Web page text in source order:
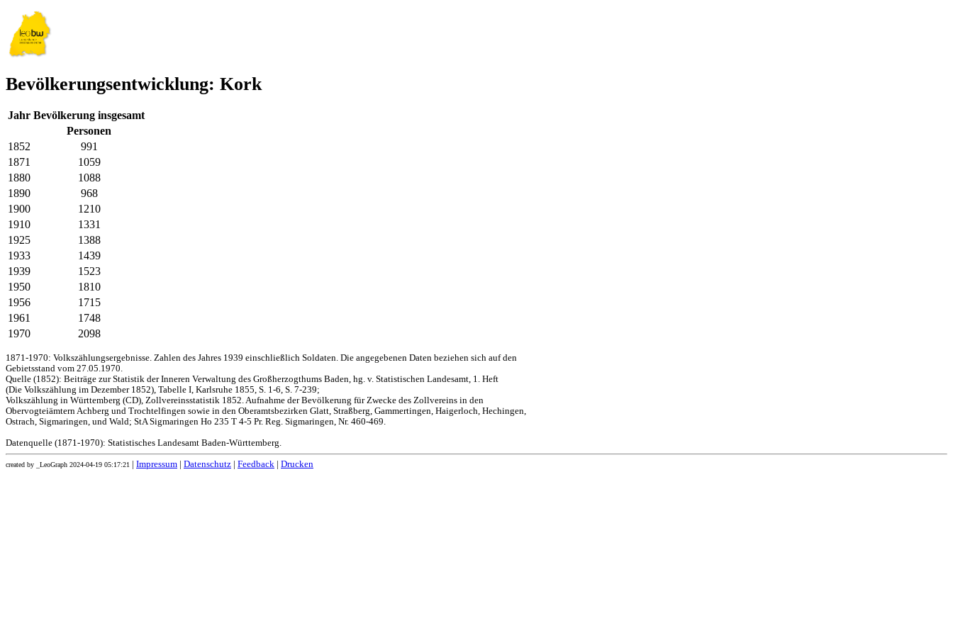
Bevölkerungsentwicklung: Kork
Jahr Bevölkerung insgesamt
Personen
1852
991
1871
1059
1880
1088
1890
968
1900
1210
1910
1331
1925
1388
1933
1439
1939
1523
1950
1810
1956
1715
1961
1748
1970
2098
1871-1970: Volkszählungsergebnisse. Zahlen des Jahres 1939 einschließlich Soldaten. Die angegebenen Daten beziehen sich auf den
Gebietsstand vom 27.05.1970.
Quelle (1852): Beiträge zur Statistik der Inneren Verwaltung des Großherzogthums Baden, hg. v. Statistischen Landesamt, 1. Heft
(Die Volkszählung im Dezember 1852), Tabelle I, Karlsruhe 1855, S. 1-6, S. 7-239;
Volkszählung in Württemberg (CD), Zollvereinsstatistik 1852. Aufnahme der Bevölkerung für Zwecke des Zollvereins in den
Obervogteiämtern Achberg und Trochtelfingen sowie in den Oberamtsbezirken Glatt, Straßberg, Gammertingen, Haigerloch, Hechingen,
Ostrach, Sigmaringen, und Wald; StA Sigmaringen Ho 235 T 4-5 Pr. Reg. Sigmaringen, Nr. 460-469.
Datenquelle (1871-1970): Statistisches Landesamt Baden-Württemberg.
created by _LeoGraph 2024-04-19 05:17:21 Impressum Datenschutz Feedback Drucken